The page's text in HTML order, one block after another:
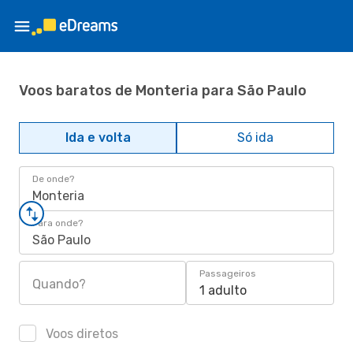
Voos baratos de Monteria para São Paulo
Ida e volta Só ida
De onde?
Monteria
Para onde?
São Paulo
Quando?
Passageiros
1 adulto
Voos diretos